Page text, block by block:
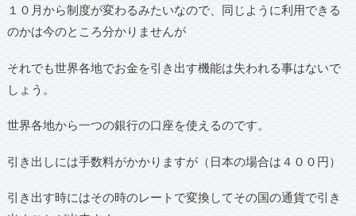
１０月から制度が変わるみたいなので、同じように利用できる
のかは今のところ分かりませんが
それでも世界各地でお金を引き出す機能は失われる事はないで
しょう。
世界各地から一つの銀行の口座を使えるのです。
引き出しには手数料がかかりますが（日本の場合は４００円）
引き出す時にはその時のレートで変換してその国の通貨で引き